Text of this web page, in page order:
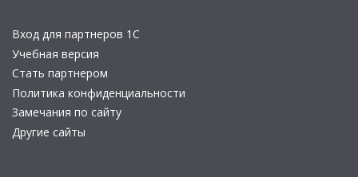
Вход для партнеров 1С
Учебная версия
Стать партнером
Политика конфиденциальности
Замечания по сайту
Другие сайты